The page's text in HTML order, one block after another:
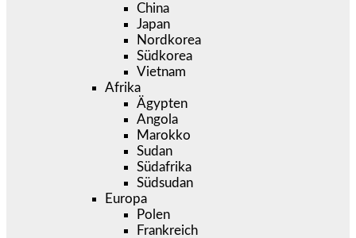
China
Japan
Nordkorea
Südkorea
Vietnam
Afrika
Ägypten
Angola
Marokko
Sudan
Südafrika
Südsudan
Europa
Polen
Frankreich